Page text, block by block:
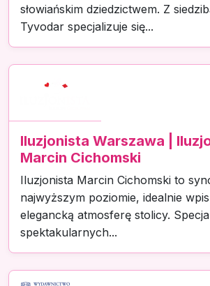
słowiańskim dziedzictwem. Z
Tyvodar specjalizuje się...
Iluzjonista Warszawa |
Marcin Cichomski
Iluzjonista Marcin Cichomski to
najwyższym poziomie, idealnie
elegancką atmosferę stolicy.
spektakularnych...